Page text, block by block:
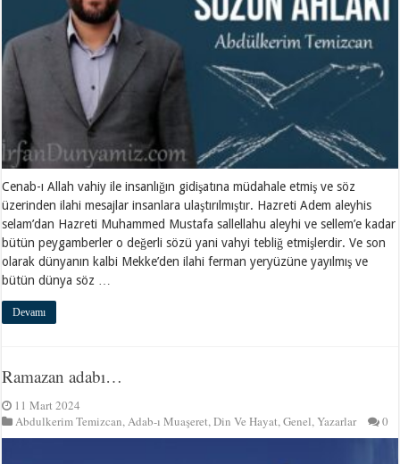
Cenab-ı Allah vahiy ile insanlığın gidişatına müdahale etmiş ve söz
üzerinden ilahi mesajlar insanlara ulaştırılmıştır. Hazreti Adem aleyhis
selam’dan Hazreti Muhammed Mustafa sallellahu aleyhi ve sellem’e kadar
bütün peygamberler o değerli sözü yani vahyi tebliğ etmişlerdir. Ve son
olarak dünyanın kalbi Mekke’den ilahi ferman yeryüzüne yayılmış ve
bütün dünya söz …
Devamı
Ramazan adabı…
11 Mart 2024
Abdulkerim Temizcan,Adab-ı Muaşeret,Din Ve Hayat,Genel,Yazarlar 0